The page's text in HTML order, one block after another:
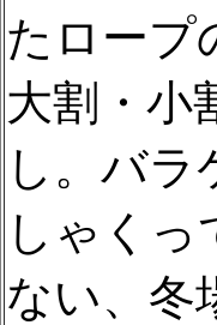
たロープ
大割・小
し。バ
しゃく
ない、冬